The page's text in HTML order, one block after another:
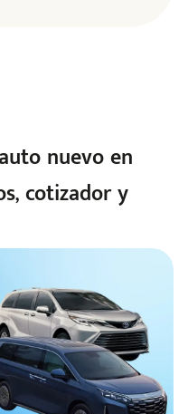
nuevo en
cotizador y